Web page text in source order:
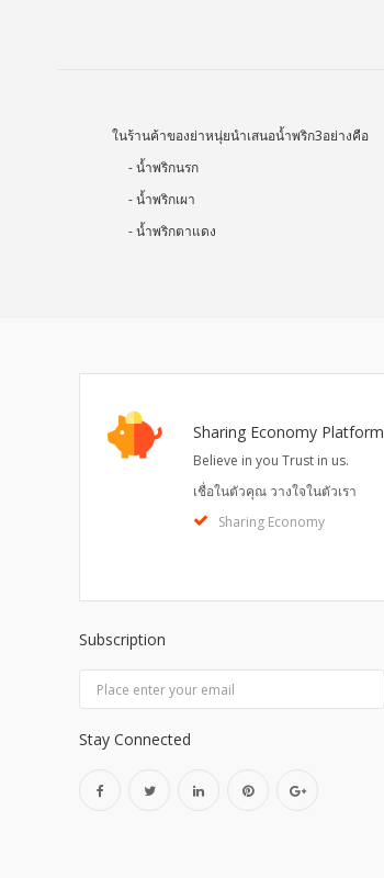
ในร้านค้าของย่าหนุ่ยนำเสนอน้ำพริก3อย่างคือ
- น้ำพริกนรก
- น้ำพริกเผา
- น้ำพริกตาแดง
Sharing Economy Platform
Believe in you Trust in us.
เชื่อในตัวคุณ วางใจในตัวเรา
Sharing Economy
Subscription
Stay Connected